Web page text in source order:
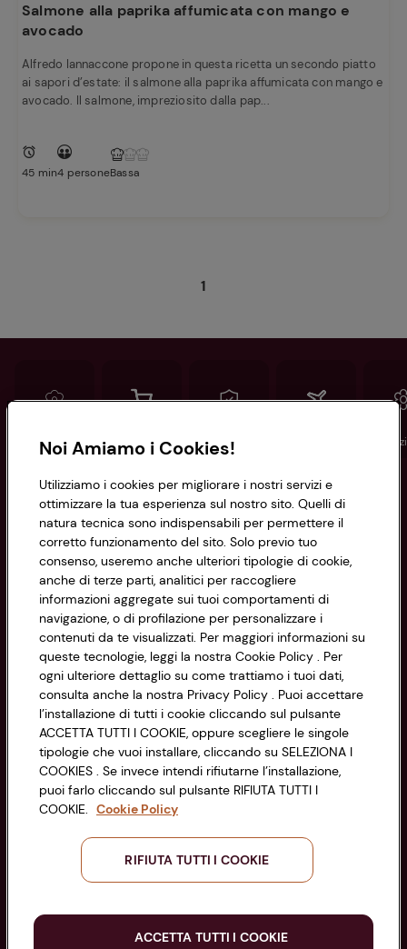
Salmone alla paprika affumicata con mango e
avocado
Alfredo Iannaccone propone in questa ricetta un secondo piatto
ai sapori d’estate: il salmone alla paprika affumicata con mango e
avocado. Il salmone, impreziosito dalla pap...
45 min4 personeBassa
1
Conad Spesa online Assicurazioni
Informazioni
Privacy Policy
Cookie Policy
Impostazioni Cookie
Accessibilità
CONAD SOCIETÀ COOPERATIVA
Via Michelino, 59 | 40127 BOLOGNA
Codice Fiscale e Registro Imprese
di Bologna 00865960157
PARTITA IVA 03320960374
Servizio clienti
Seguici sui Social:
Noi Amiamo i Cookies!
Utilizziamo i cookies per migliorare i nostri servizi e
ottimizzare la tua esperienza sul nostro sito. Quelli di
natura tecnica sono indispensabili per permettere il
corretto funzionamento del sito. Solo previo tuo
consenso, useremo anche ulteriori tipologie di cookie,
anche di terze parti, analitici per raccogliere
informazioni aggregate sui tuoi comportamenti di
navigazione, o di profilazione per personalizzare i
contenuti da te visualizzati. Per maggiori informazioni su
queste tecnologie, leggi la nostra Cookie Policy . Per
ogni ulteriore dettaglio su come trattiamo i tuoi dati,
consulta anche la nostra Privacy Policy . Puoi accettare
l’installazione di tutti i cookie cliccando sul pulsante
ACCETTA TUTTI I COOKIE, oppure scegliere le singole
tipologie che vuoi installare, cliccando su SELEZIONA I
COOKIES . Se invece intendi rifiutarne l’installazione,
puoi farlo cliccando sul pulsante RIFIUTA TUTTI I
COOKIE. Cookie Policy
RIFIUTA TUTTI I COOKIE
ACCETTA TUTTI I COOKIE